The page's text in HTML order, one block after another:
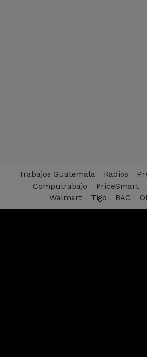
Trabajos Guatemala Radios
Computrabajo
PriceSmart
Walmart
Tigo BAC